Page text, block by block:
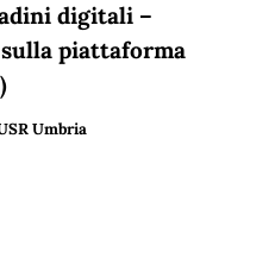
digitali –
piattaforma
Umbria